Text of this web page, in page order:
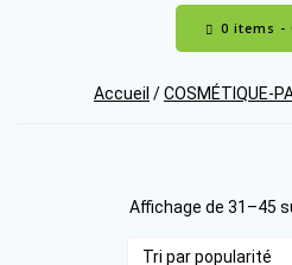
0 items -
Accueil /COSMÉTIQUE-
Affichage de 31–45